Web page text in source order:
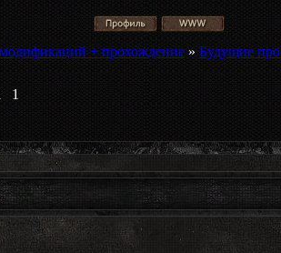
+ прохождение » Будущие
1